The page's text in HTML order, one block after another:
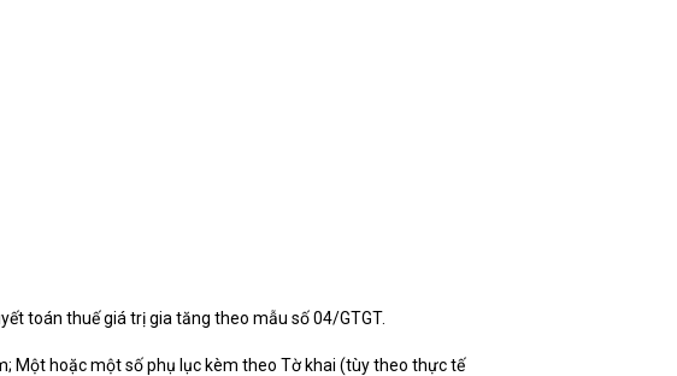
toán thuế giá trị gia tăng theo mẫu số 04/GTGT.
Một hoặc một số phụ lục kèm theo Tờ khai (tùy theo thực tế